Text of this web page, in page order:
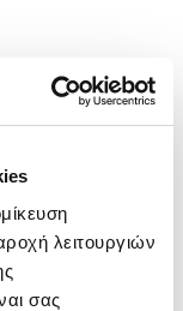
λειτουργιών
σας